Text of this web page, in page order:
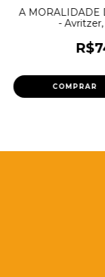
A MORALIDADE
-